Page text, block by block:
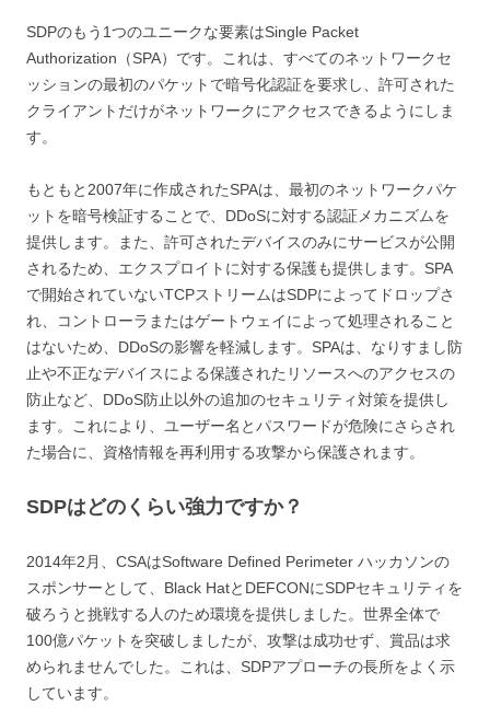
SDPのもう1つのユニークな要素はSingle Packet
Authorization（SPA）です。これは、すべてのネットワークセ
ッションの最初のパケットで暗号化認証を要求し、許可された
クライアントだけがネットワークにアクセスできるようにしま
す。
もともと2007年に作成されたSPAは、最初のネットワークパケ
ットを暗号検証することで、DDoSに対する認証メカニズムを
提供します。また、許可されたデバイスのみにサービスが公開
されるため、エクスプロイトに対する保護も提供します。SPA
で開始されていないTCPストリームはSDPによってドロップさ
れ、コントローラまたはゲートウェイによって処理されること
はないため、DDoSの影響を軽減します。SPAは、なりすまし防
止や不正なデバイスによる保護されたリソースへのアクセスの
防止など、DDoS防止以外の追加のセキュリティ対策を提供し
ます。これにより、ユーザー名とパスワードが危険にさらされ
た場合に、資格情報を再利用する攻撃から保護されます。
SDPはどのくらい強力ですか？
2014年2月、CSAはSoftware Defined Perimeter ハッカソンの
スポンサーとして、Black HatとDEFCONにSDPセキュリティを
破ろうと挑戦する人のため環境を提供しました。世界全体で
100億パケットを突破しましたが、攻撃は成功せず、賞品は求
められませんでした。これは、SDPアプローチの長所をよく示
しています。